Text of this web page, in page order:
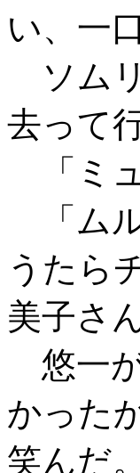
い、一
ソム
去って
「ミ
「ム
うたら
美子さ
悠一
かった
笑んだ。